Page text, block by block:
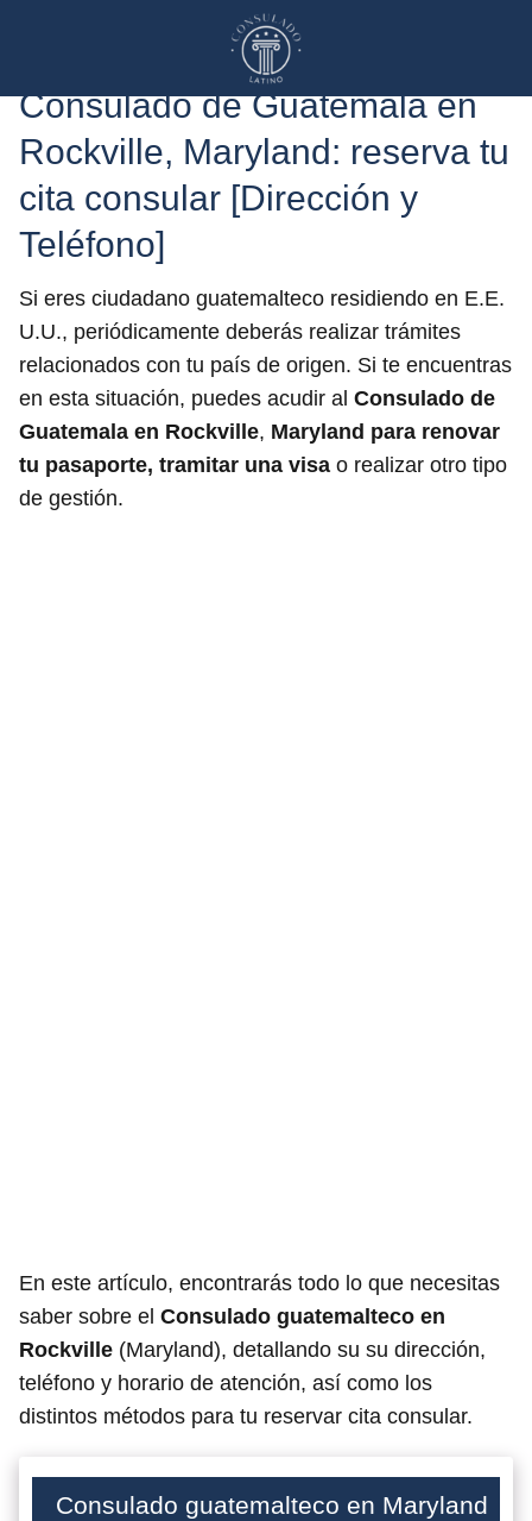
Consulado de Guatemala en
Rockville, Maryland: reserva tu
cita consular [Dirección y
Teléfono]
Si eres ciudadano guatemalteco residiendo en E.E.
U.U., periódicamente deberás realizar trámites
relacionados con tu país de origen. Si te encuentras
en esta situación, puedes acudir al Consulado de
Guatemala en Rockville, Maryland para renovar
tu pasaporte, tramitar una visa o realizar otro tipo
de gestión.
En este artículo, encontrarás todo lo que necesitas
saber sobre el Consulado guatemalteco en
Rockville (Maryland), detallando su su dirección,
teléfono y horario de atención, así como los
distintos métodos para tu reservar cita consular.
Consulado guatemalteco en Maryland